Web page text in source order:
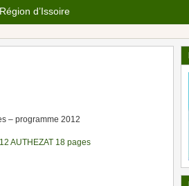
d’Issoire
– programme 2012
AUTHEZAT 18 pages